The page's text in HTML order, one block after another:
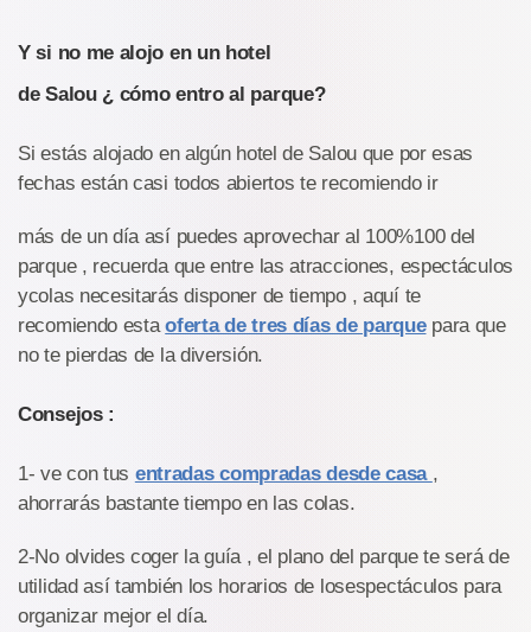
Y si no me alojo en un hotel
de Salou ¿ cómo entro al parque?
Si estás alojado en algún hotel de Salou que por esas
fechas están casi todos abiertos te recomiendo ir
más de un día así puedes aprovechar al 100%100 del
parque , recuerda que entre las atracciones, espectáculos
ycolas necesitarás disponer de tiempo , aquí te
recomiendo estaoferta de tres días de parquepara que
no te pierdas de la diversión.
Consejos :
1- ve con tus entradas compradas desde casa ,
ahorrarás bastante tiempo en las colas.
2-No olvides coger la guía , el plano del parque te será de
utilidad así también los horarios de losespectáculos para
organizar mejor el día.